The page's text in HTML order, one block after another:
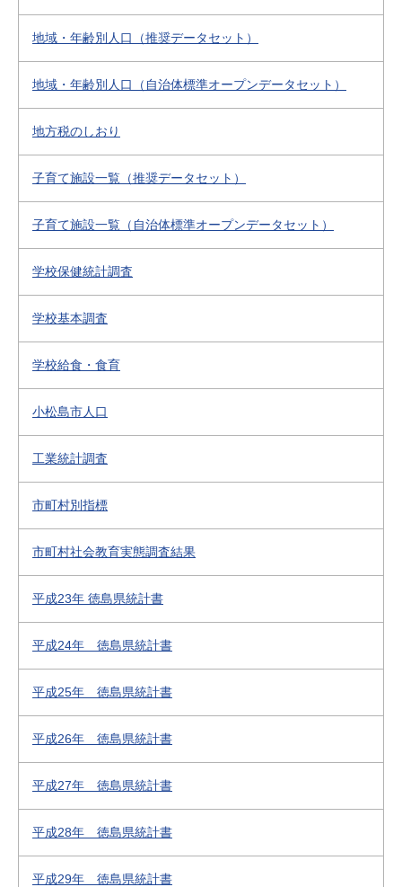
地域・年齢別人口（推奨データセット）
地域・年齢別人口（自治体標準オープンデータセット）
地方税のしおり
子育て施設一覧（推奨データセット）
子育て施設一覧（自治体標準オープンデータセット）
学校保健統計調査
学校基本調査
学校給食・食育
小松島市人口
工業統計調査
市町村別指標
市町村社会教育実態調査結果
平成23年 徳島県統計書
平成24年 徳島県統計書
平成25年 徳島県統計書
平成26年 徳島県統計書
平成27年 徳島県統計書
平成28年 徳島県統計書
平成29年 徳島県統計書